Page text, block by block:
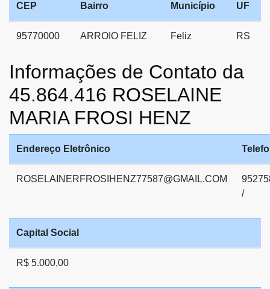
CEP Bairro Município UF
95770000 ARROIO FELIZ Feliz RS
Informações de Contato da
45.864.416 ROSELAINE
MARIA FROSI HENZ
Endereço Eletrônico
ROSELAINERFROSIHENZ77587@GMAIL.COM
/
Capital Social
R$ 5.000,00